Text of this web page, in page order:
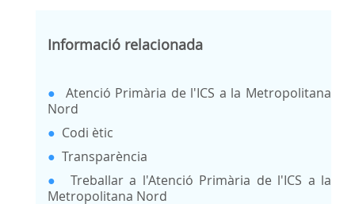
Informació relacionada
● Atenció Primària de l'ICS a la Metropolitana
Nord
● Codi ètic
● Transparència
● Treballar a l'Atenció Primària de l'ICS a la
Metropolitana Nord